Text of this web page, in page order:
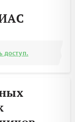
доступ.